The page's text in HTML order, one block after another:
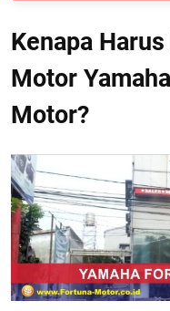
Kenapa
Motor
Motor?